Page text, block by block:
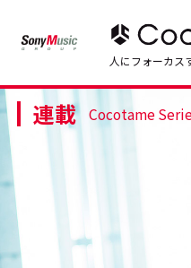
トップ Top
JP
人にフォーカス
連載 Cocotame